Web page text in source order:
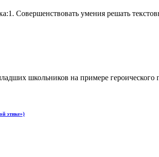
Совершенствовать умения решать
школьников на примере
этике»)